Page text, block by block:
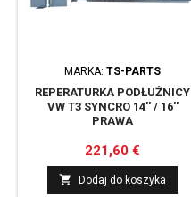
MARKA: TS-PARTS
REPERATURKA PODŁUŻNICY
VW T3 SYNCRO 14'' / 16''
PRAWA
Cena
221,60 €
 Dodaj do koszyka